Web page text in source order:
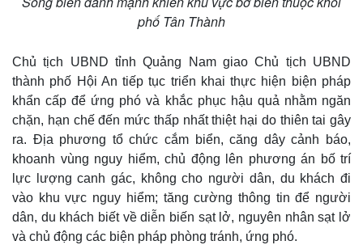
phố Tân Thành
Chủ tịch UBND tỉnh Quảng Nam giao Chủ tịch UBND
thành phố Hội An tiếp tục triển khai thực hiện biện pháp
khẩn cấp để ứng phó và khắc phục hậu quả nhằm ngăn
chặn, hạn chế đến mức thấp nhất thiệt hại do thiên tai gây
ra. Địa phương tổ chức cắm biển, căng dây cảnh báo,
khoanh vùng nguy hiểm, chủ động lên phương án bố trí
lực lượng canh gác, không cho người dân, du khách đi
vào khu vực nguy hiểm; tăng cường thông tin để người
dân, du khách biết về diễn biến sạt lở, nguyên nhân sạt lở
và chủ động các biện pháp phòng tránh, ứng phó.